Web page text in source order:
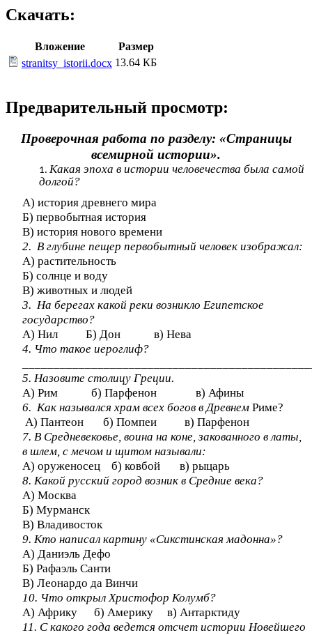
Скачать:
Вложение
Размер
stranitsy_istorii.docx 13.64 КБ
Предварительный просмотр:
Проверочная работа по разделу: «Страницы
всемирной истории».
Какая эпоха в истории человечества была самой
долгой?
А) история древнего мира
Б) первобытная история
В) история нового времени
2. В глубине пещер первобытный человек изображал:
А) растительность
Б) солнце и воду
В) животных и людей
3. На берегах какой реки возникло Египетское
государство?
А) Нил Б) Дон в) Нева
4. Что такое иероглиф?
5. Назовите столицу Греции.
А) Рим б) Парфенон в) Афины
6. Как назывался храм всех богов в Древнем Риме?
А) Пантеон б) Помпеи в) Парфенон
7. В Средневековье, воина на коне, закованного в латы,
в шлем, с мечом и щитом называли:
А) оруженосец б) ковбой в) рыцарь
8. Какой русский город возник в Средние века?
А) Москва
Б) Мурманск
В) Владивосток
9. Кто написал картину «Сикстинская мадонна»?
А) Даниэль Дефо
Б) Рафаэль Санти
В) Леонардо да Винчи
10. Что открыл Христофор Колумб?
А) Африку б) Америку в) Антарктиду
11. С какого года ведется отсчет истории Новейшего